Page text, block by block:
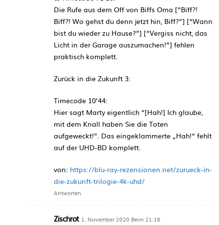
Die Rufe aus dem Off von Biffs Oma [“Biff?!
Biff?! Wo gehst du denn jetzt hin, Biff?”] [“Wann
bist du wieder zu Hause?”] [“Vergiss nicht, das
Licht in der Garage auszumachen!”] fehlen
praktisch komplett.
Zurück in die Zukunft 3:
Timecode 10’44:
Hier sagt Marty eigentlich “[Hah!] Ich glaube,
mit dem Knall haben Sie die Toten
aufgeweckt!”. Das eingeklammerte „Hah!“ fehlt
auf der UHD-BD komplett.
von: https://blu-ray-rezensionen.net/zurueck-in-
die-zukunft-trilogie-4k-uhd/
Antworten
Zischrot 1. November 2020 Beim 21:18